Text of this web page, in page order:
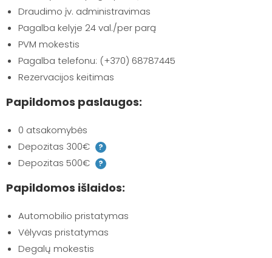
Draudimo įv. administravimas
Pagalba kelyje 24 val./per parą
PVM mokestis
Pagalba telefonu: (+370) 68787445
Rezervacijos keitimas
Papildomos paslaugos:
0 atsakomybės
Depozitas 300€
?
Depozitas 500€ ?
Papildomos išlaidos:
Automobilio pristatymas
Vėlyvas pristatymas
Degalų mokestis